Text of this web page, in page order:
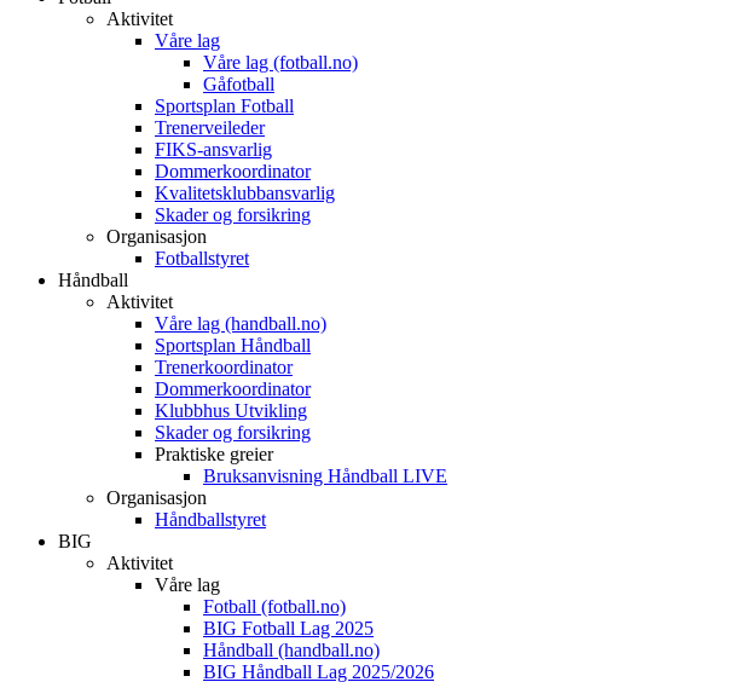
Aktivitet
Våre lag
Våre lag (fotball.no)
Gåfotball
Sportsplan Fotball
Trenerveileder
FIKS-ansvarlig
Dommerkoordinator
Kvalitetsklubbansvarlig
Skader og forsikring
Organisasjon
Fotballstyret
Håndball
Aktivitet
Våre lag (handball.no)
Sportsplan Håndball
Trenerkoordinator
Dommerkoordinator
Klubbhus Utvikling
Skader og forsikring
Praktiske greier
Bruksanvisning Håndball LIVE
Organisasjon
Håndballstyret
BIG
Aktivitet
Våre lag
Fotball (fotball.no)
BIG Fotball Lag 2025
Håndball (handball.no)
BIG Håndball Lag 2025/2026